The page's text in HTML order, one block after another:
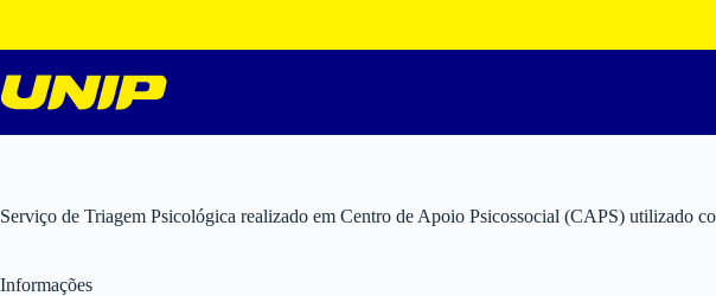
o
conteúdo
Serviço de Triagem Psicológica realizado em Centro de Apoio Psicossocial (CAPS) utilizado
Informações